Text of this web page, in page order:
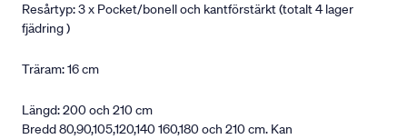
Resårtyp: 3 x Pocket/bonell och kantförstärkt (totalt 4 lager
fjädring )
Träram: 16 cm
Längd: 200 och 210 cm
Bredd 80,90,105,120,140 160,180 och 210 cm. Kan